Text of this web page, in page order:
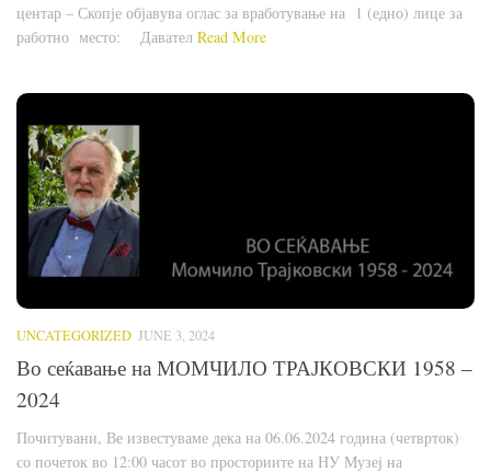
центар – Скопје објавува оглас за вработување на 1 (едно) лице за
работно место: Давател Read More
UNCATEGORIZED JUNE 3, 2024
Во сеќавање на МОМЧИЛО ТРАЈКОВСКИ 1958 –
2024
Почитувани, Ве известуваме дека на 06.06.2024 година (четврток)
со почеток во 12:00 часот во просториите на НУ Музеј на